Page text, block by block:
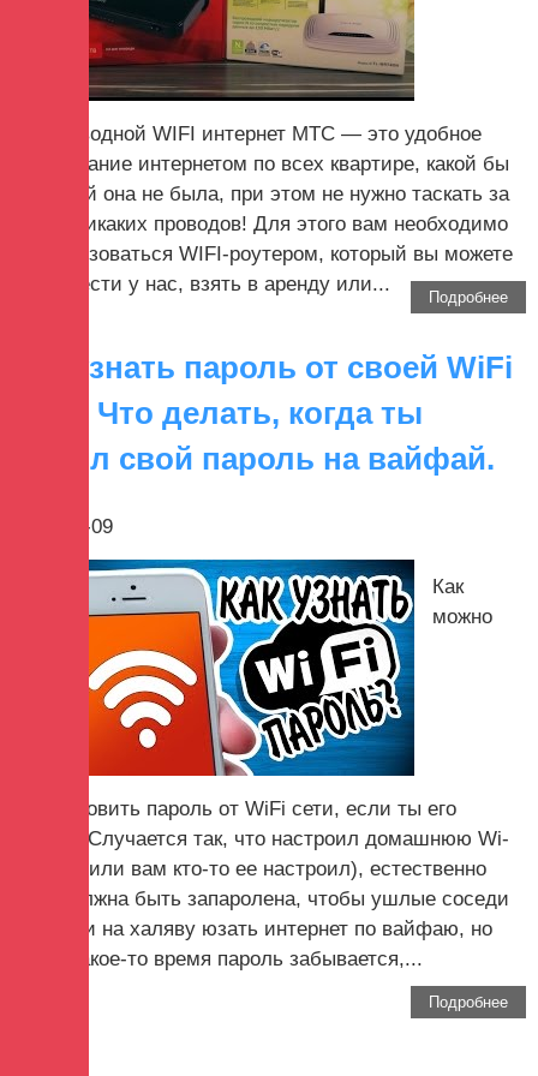
Беспроводной WIFI интернет МТС — это удобное
пользование интернетом по всех квартире, какой бы
большой она не была, при этом не нужно таскать за
собой никаких проводов! Для этого вам необходимо
воспользоваться WIFI-роутером, который вы можете
приобрести у нас, взять в аренду или...
Подробнее
Как узнать пароль от своей WiFi
сети. Что делать, когда ты
забыл свой пароль на вайфай.
2017-08-09
Как
можно
восстановить пароль от WiFi сети, если ты его
забыл? Случается так, что настроил домашнюю Wi-
Fi сеть (или вам кто-то ее настроил), естественно
сеть должна быть запаролена, чтобы ушлые соседи
не могли на халяву юзать интернет по вайфаю, но
через какое-то время пароль забывается,...
Подробнее